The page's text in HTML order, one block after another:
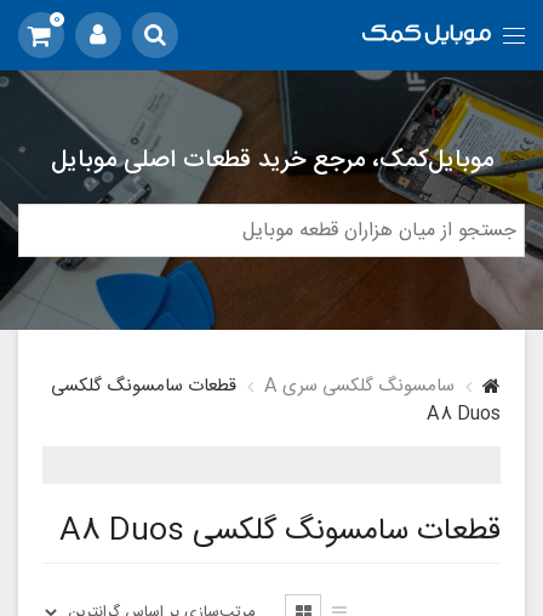
0
موبایل‌کمک، مرجع خرید قطعات اصلی موبایل
سامسونگ گلکسی سری A
قطعات سامسونگ گلکسی
A8 Duos
قطعات سامسونگ گلکسی A8 Duos